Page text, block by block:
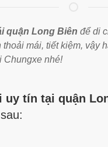
quận Long Biên để di
mái, tiết kiệm, vậy
Chungxe nhé!
uy tín tại quận